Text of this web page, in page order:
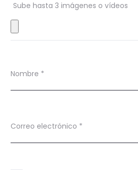
e
s
Sube hasta 3 imágenes o vídeos
Nombre *
Correo electrónico *